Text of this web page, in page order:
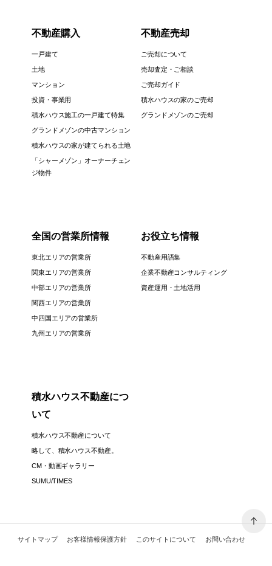
不動産購入
一戸建て
土地
マンション
投資・事業用
積水ハウス施工の一戸建て特集
グランドメゾンの中古マンション
積水ハウスの家が建てられる土地
「シャーメゾン」オーナーチェン
ジ物件
不動産売却
ご売却について
売却査定・ご相談
ご売却ガイド
積水ハウスの家のご売却
グランドメゾンのご売却
全国の営業所情報
東北エリアの営業所
関東エリアの営業所
中部エリアの営業所
関西エリアの営業所
中四国エリアの営業所
九州エリアの営業所
お役立ち情報
不動産用語集
企業不動産コンサルティング
資産運用・土地活用
積水ハウス不動産につ
いて
積水ハウス不動産について
略して、積水ハウス不動産。
CM・動画ギャラリー
SUMU/TIMES
サイトマップ お客様情報保護方針 このサイトについて お問い合わせ